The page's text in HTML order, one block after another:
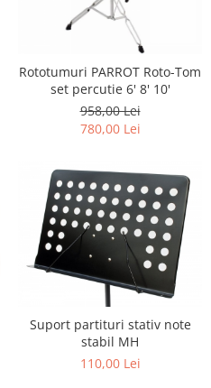
Rototumuri PARROT Roto-Tom
set percutie 6' 8' 10'
958,00 Lei
780,00 Lei
Suport partituri stativ note
stabil MH
110,00 Lei